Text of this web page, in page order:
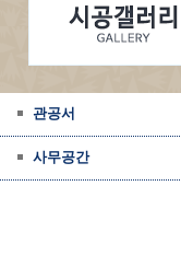
관공서
사무공간